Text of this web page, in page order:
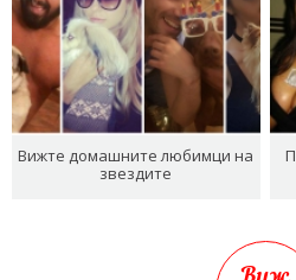
Вижте домашните любимци на
звездите